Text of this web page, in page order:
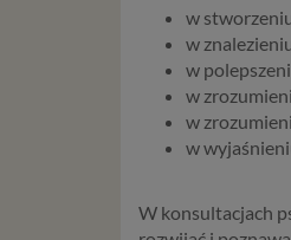
w
w
w
w
w
w
W konsultacjach